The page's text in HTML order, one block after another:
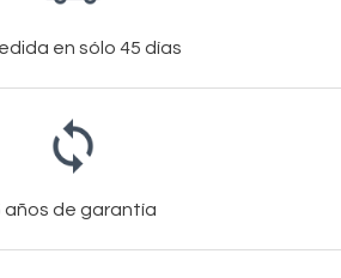
en sólo 45 días
años de garantía